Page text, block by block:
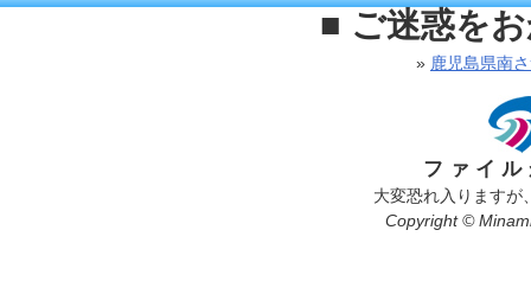
■ ご迷惑を
» 鹿児島県南
ファイ
大変恐れ入りますが
Copyright ©